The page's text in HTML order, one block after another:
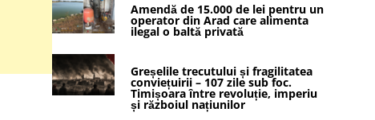
Amendă de 15.000 de lei pentru un
operator din Arad care alimenta
ilegal o baltă privată
Greșelile trecutului și fragilitatea
conviețuirii – 107 zile sub foc.
Timișoara între revoluție, imperiu
și războiul națiunilor